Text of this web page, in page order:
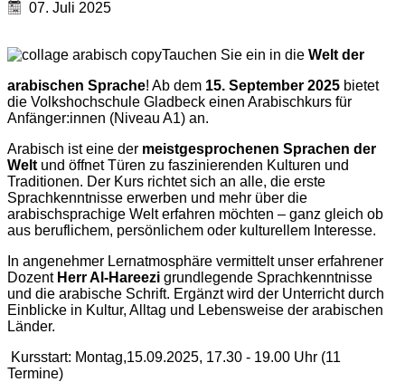
07. Juli 2025
Tauchen Sie ein in die Welt der
arabischen Sprache! Ab dem 15. September 2025 bietet
die Volkshochschule Gladbeck einen Arabischkurs für
Anfänger:innen (Niveau A1) an.
Arabisch ist eine der meistgesprochenen Sprachen der
Welt und öffnet Türen zu faszinierenden Kulturen und
Traditionen. Der Kurs richtet sich an alle, die erste
Sprachkenntnisse erwerben und mehr über die
arabischsprachige Welt erfahren möchten – ganz gleich ob
aus beruflichem, persönlichem oder kulturellem Interesse.
In angenehmer Lernatmosphäre vermittelt unser erfahrener
Dozent Herr Al-Hareezi grundlegende Sprachkenntnisse
und die arabische Schrift. Ergänzt wird der Unterricht durch
Einblicke in Kultur, Alltag und Lebensweise der arabischen
Länder.
Kursstart: Montag,15.09.2025, 17.30 - 19.00 Uhr (11
Termine)